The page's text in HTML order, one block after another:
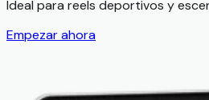
Ideal para reels deportivos y
Empezar ahora